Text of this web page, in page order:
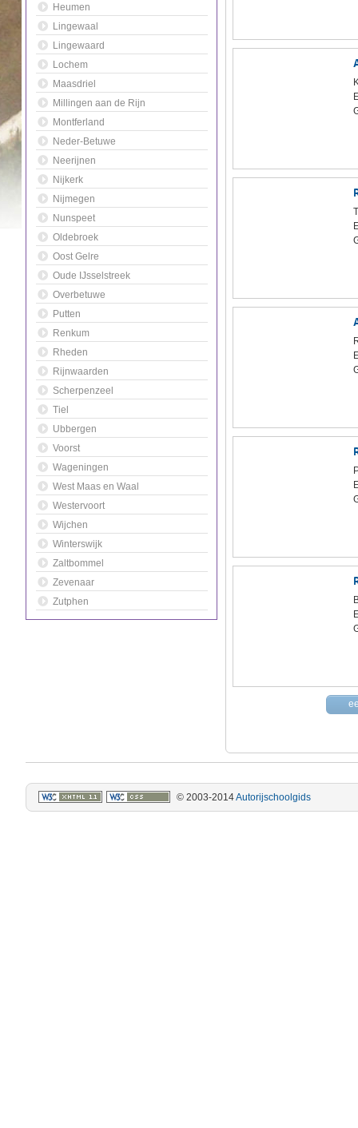
Heumen
Lingewaal
Lingewaard
Lochem
Maasdriel
Millingen aan de Rijn
Montferland
Neder-Betuwe
Neerijnen
Nijkerk
Nijmegen
Nunspeet
Oldebroek
Oost Gelre
Oude IJsselstreek
Overbetuwe
Putten
Renkum
Rheden
Rijnwaarden
Scherpenzeel
Tiel
Ubbergen
Voorst
Wageningen
West Maas en Waal
Westervoort
Wijchen
Winterswijk
Zaltbommel
Zevenaar
Zutphen
© 2003-2014Autorijschoolgids